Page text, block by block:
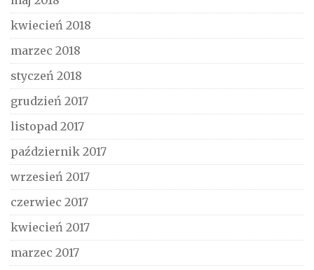
kwiecień 2018
marzec 2018
styczeń 2018
grudzień 2017
listopad 2017
październik 2017
wrzesień 2017
czerwiec 2017
kwiecień 2017
marzec 2017